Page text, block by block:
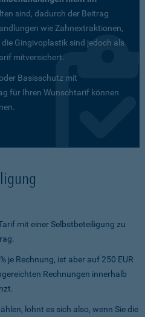
sind, dadurch der Beitrag
wie Zahnextraktionen,
Gingivoplastik sind jedoch als
mitversichert.
Basisschutz mit
für Ihren Wunschtarif können
mit einer Selbstbeteiligung zu
je Rechnung, ist aber auf 250 EUR
Rechnungen innerhalb
lohnt es sich also, wenn Sie die